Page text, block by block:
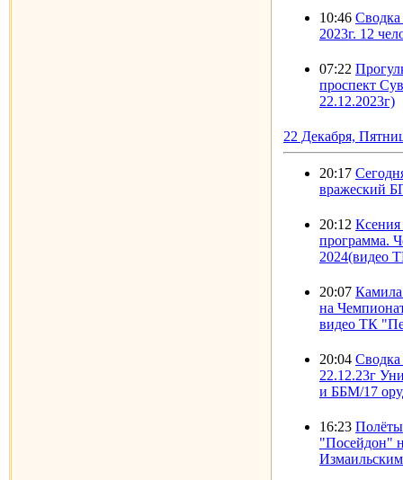
10:46 Сводка
2023г. 12
07:22
проспект
22.12.2023г)
22 Декабря,
20:17
вражеский
20:12
программа.
2024(видео
20:07
на
видео ТК
20:04
22.12.23г
и ББМ/17
16:23
"Посейдон"